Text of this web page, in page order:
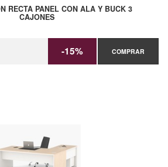
RECTA PANEL CON ALA Y BUCK 3
CAJONES
-15% COMPRAR